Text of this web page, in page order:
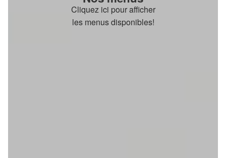
Cliquez ici pour afficher
les menus disponibles!